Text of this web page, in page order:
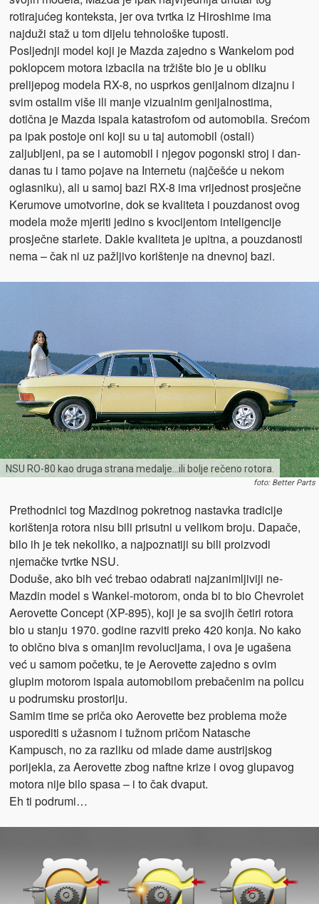
rotirajućeg konteksta, jer ova tvrtka iz Hiroshime ima
najduži staž u tom dijelu tehnološke tuposti.
Posljednji model koji je Mazda zajedno s Wankelom pod
poklopcem motora izbacila na tržište bio je u obliku
prelijepog modela RX-8, no usprkos genijalnom dizajnu i
svim ostalim više ili manje vizualnim genijalnostima,
dotična je Mazda ispala katastrofom od automobila. Srećom
pa ipak postoje oni koji su u taj automobil (ostali)
zaljubljeni, pa se i automobil i njegov pogonski stroj i dan-
danas tu i tamo pojave na Internetu (najčešće u nekom
oglasniku), ali u samoj bazi RX-8 ima vrijednost prosječne
Kerumove umotvorine, dok se kvaliteta i pouzdanost ovog
modela može mjeriti jedino s kvocijentom inteligencije
prosječne starlete. Dakle kvaliteta je upitna, a pouzdanosti
nema – čak ni uz pažljivo korištenje na dnevnoj bazi.
NSU RO-80 kao druga strana medalje…ili bolje rečeno rotora.
foto: Better Parts
Prethodnici tog Mazdinog pokretnog nastavka tradicije
korištenja rotora nisu bili prisutni u velikom broju. Dapače,
bilo ih je tek nekoliko, a najpoznatiji su bili proizvodi
njemačke tvrtke NSU.
Doduše, ako bih već trebao odabrati najzanimljiviji ne-
Mazdin model s Wankel-motorom, onda bi to bio Chevrolet
Aerovette Concept (XP-895), koji je sa svojih četiri rotora
bio u stanju 1970. godine razviti preko 420 konja. No kako
to obično biva s omanjim revolucijama, i ova je ugašena
već u samom početku, te je Aerovette zajedno s ovim
glupim motorom ispala automobilom prebačenim na policu
u podrumsku prostoriju.
Samim time se priča oko Aerovette bez problema može
usporediti s užasnom i tužnom pričom Natasche
Kampusch, no za razliku od mlade dame austrijskog
porijekla, za Aerovette zbog naftne krize i ovog glupavog
motora nije bilo spasa – i to čak dvaput.
Eh ti podrumi…